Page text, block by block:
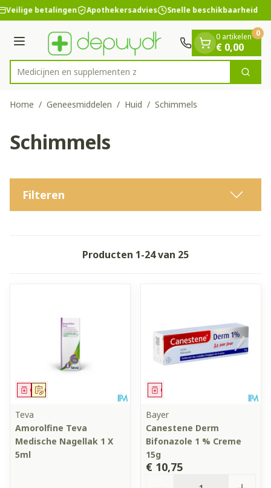
Ga naar de inhoud
1 van 1
Veilige betalingen Apothekersadvies Snelle beschikbaarheid
Menu
Product, merk, categorie...
Medicijnen Zoek
0 artikelen
€ 0,00
0
Home / Geneesmiddelen / Huid / Schimmels
Schimmels
Filteren
Producten 1-24van 25
Op voorschrift
Geneesmiddel
Teva
Amorolfine Teva
Medische Nagellak 1 X
5ml
Geneesmiddel
Bayer
Canestene Derm
Bifonazole 1 % Creme
15g
€ 10,75